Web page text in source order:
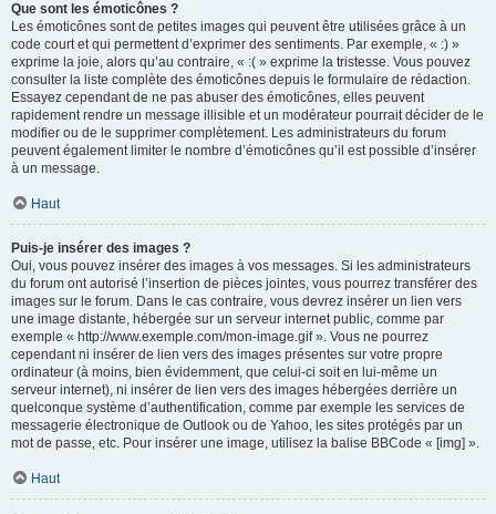
Que sont les émoticônes ?
Les émoticônes sont de petites images qui peuvent être utilisées grâce à un
code court et qui permettent d’exprimer des sentiments. Par exemple, « :) »
exprime la joie, alors qu’au contraire, « :( » exprime la tristesse. Vous pouvez
consulter la liste complète des émoticônes depuis le formulaire de rédaction.
Essayez cependant de ne pas abuser des émoticônes, elles peuvent
rapidement rendre un message illisible et un modérateur pourrait décider de le
modifier ou de le supprimer complètement. Les administrateurs du forum
peuvent également limiter le nombre d’émoticônes qu’il est possible d’insérer
à un message.
Haut
Puis-je insérer des images ?
Oui, vous pouvez insérer des images à vos messages. Si les administrateurs
du forum ont autorisé l’insertion de pièces jointes, vous pourrez transférer des
images sur le forum. Dans le cas contraire, vous devrez insérer un lien vers
une image distante, hébergée sur un serveur internet public, comme par
exemple « http://www.exemple.com/mon-image.gif ». Vous ne pourrez
cependant ni insérer de lien vers des images présentes sur votre propre
ordinateur (à moins, bien évidemment, que celui-ci soit en lui-même un
serveur internet), ni insérer de lien vers des images hébergées derrière un
quelconque système d’authentification, comme par exemple les services de
messagerie électronique de Outlook ou de Yahoo, les sites protégés par un
mot de passe, etc. Pour insérer une image, utilisez la balise BBCode « [img] ».
Haut